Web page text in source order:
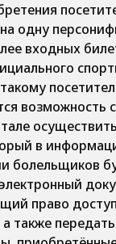
одну
входных
возможность
в
болельщиков
право
а также